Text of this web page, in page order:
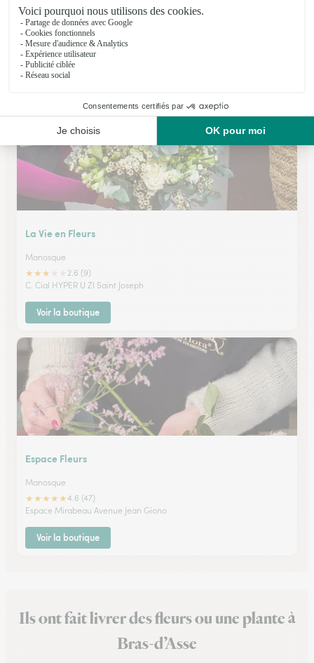
Seflora
Greoux les Bains
★★★★★4.7 (86)
Route de Valensole
La Vie en Fleurs
Manosque
★★★
2.6 (9)
C. Cial HYPER U ZI Saint Joseph
Voir la boutique
Espace Fleurs
Manosque
★★★★★4.6 (47)
Espace Mirabeau Avenue Jean Giono
Voir la boutique
Ils ont fait livrer des fleurs ou une plante à
Bras-d’Asse